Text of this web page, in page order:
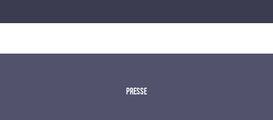
Presse